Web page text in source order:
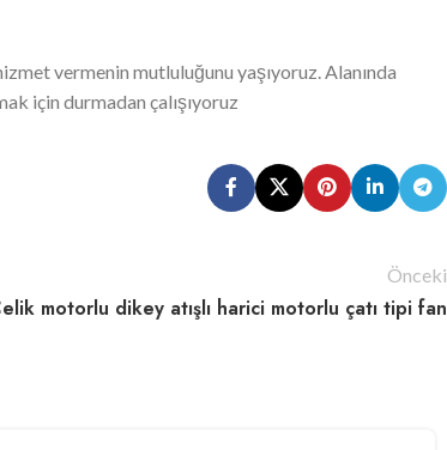
vermenin mutluluğunu yaşıyoruz. Alanında
için durmadan çalışıyoruz
Önceki
motorlu dikey atışlı harici motorlu çatı tipi fan